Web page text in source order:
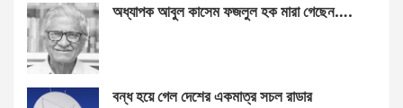
অধ্যাপক আবুল কাসেম ফজলুল হক মারা গেছেন….
বন্ধ হয়ে গেল দেশের একমাত্র সচল রাডার